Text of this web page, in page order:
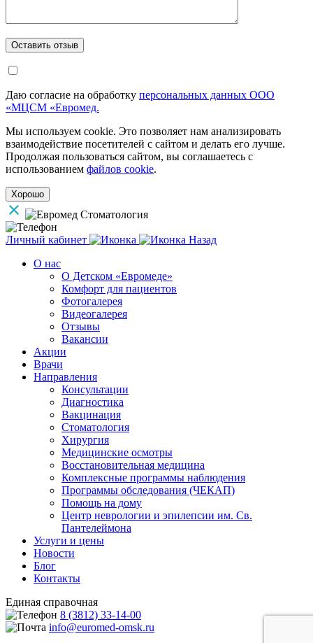
Даю согласие на обработку персональных данных ООО
«МЦСМ «Евромед.
Мы используем cookie. Это позволяет нам анализировать
взаимодействие посетителей с сайтом и делать его лучше.
Продолжая пользоваться сайтом, вы соглашаетесь с
использованием файлов cookie.
Хорошо
Личный кабинет
Назад
О нас
О Детском «Евромеде»
Комфорт для пациентов
Фотогалерея
Видеогалерея
Отзывы
Вакансии
Акции
Врачи
Направления
Консультации
Диагностика
Вакцинация
Стоматология
Хирургия
Медицинские осмотры
Восстановительная медицина
Комплексные программы наблюдения
Программы обследования (ЧЕКАП)
Помощь на дому
Центр неврологии и эпилепсии им. Св.
Пантелеймона
Услуги и цены
Новости
Блог
Контакты
Единая справочная
8 (3812) 33-14-00
info@euromed-omsk.ru